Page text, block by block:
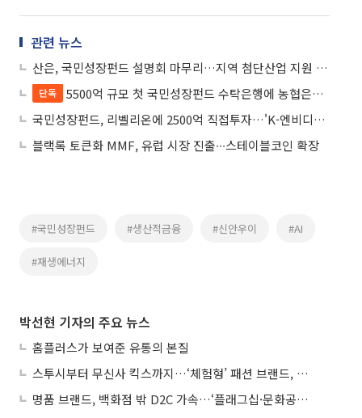
관련 뉴스
산은, 국민성장펀드 설명회 마무리…지역 첨단산업 지원 강화
단독
5500억 규모 첫 국민성장펀드 수탁은행에 농협은행 선정
국민성장펀드, 리벨리온에 2500억 직접투자…'K-엔비디아' 육성 본격화
블랙록 토큰화 MMF, 유럽 시장 진출∙∙∙스테이블코인 확장
#국민성장펀드 #생산적금융 #신안우이 #AI
#재생에너지
박선현 기자의 주요 뉴스
홈플러스가 보여준 유통의 본질
스투시부터 무신사 킥스까지…‘체험형’ 패션 브랜드, 잇단 제주행
명품 브랜드, 백화점 밖 D2C 가속…‘플래그십·문화공간’ 전략 눈길